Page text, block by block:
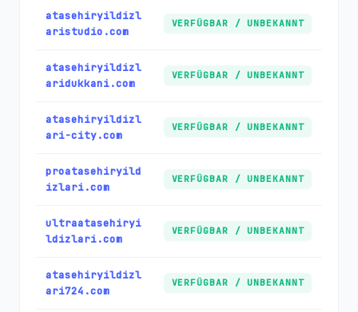
atasehiryildizl
aristudio.com
VERFÜGBAR / UNBEKANNT
atasehiryildizl
aridukkani.com
VERFÜGBAR / UNBEKANNT
atasehiryildizl
ari-city.com
VERFÜGBAR / UNBEKANNT
proatasehiryild
izlari.com
VERFÜGBAR / UNBEKANNT
ultraatasehiryi
ldizlari.com
VERFÜGBAR / UNBEKANNT
atasehiryildizl
ari724.com
VERFÜGBAR / UNBEKANNT